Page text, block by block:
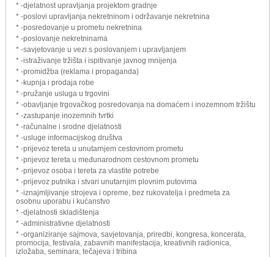
* -djelatnost upravljanja projektom gradnje
* -poslovi upravljanja nekretninom i održavanje nekretnina
* -posredovanje u prometu nekretnina
* -poslovanje nekretninama
* -savjetovanje u vezi s poslovanjem i upravljanjem
* -istraživanje tržišta i ispitivanje javnog mnijenja
* -promidžba (reklama i propaganda)
* -kupnja i prodaja robe
* -pružanje usluga u trgovini
* -obavljanje trgovačkog posredovanja na domaćem i inozemnom tržištu
* -zastupanje inozemnih tvrtki
* -računalne i srodne djelatnosti
* -usluge informacijskog društva
* -prijevoz tereta u unutarnjem cestovnom prometu
* -prijevoz tereta u međunarodnom cestovnom prometu
* -prijevoz osoba i tereta za vlastite potrebe
* -prijevoz putnika i stvari unutarnjim plovnim putovima
* -iznajmljivanje strojeva i opreme, bez rukovatelja i predmeta za
osobnu uporabu i kućanstvo
* -djelatnosti skladištenja
* -administrativne djelatnosti
* -organiziranje sajmova, savjetovanja, priredbi, kongresa, koncerata,
promocija, festivala, zabavnih manifestacija, kreativnih radionica,
izložaba, seminara, tečajeva i tribina